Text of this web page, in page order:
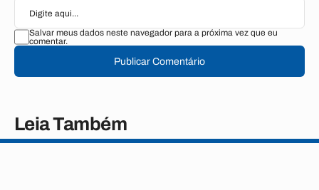
Salvar meus dados neste navegador para a próxima vez que eu
comentar.
Publicar Comentário
Leia Também